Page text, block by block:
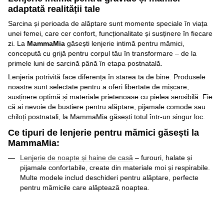
adaptată realității tale
Sarcina și perioada de alăptare sunt momente speciale în viața
unei femei, care cer confort, funcționalitate și susținere în fiecare
zi. La MammaMia găsești lenjerie intimă pentru mămici,
concepută cu grijă pentru corpul tău în transformare – de la
primele luni de sarcină până în etapa postnatală.
Lenjeria potrivită face diferența în starea ta de bine. Produsele
noastre sunt selectate pentru a oferi libertate de mișcare,
susținere optimă și materiale prietenoase cu pielea sensibilă. Fie
că ai nevoie de bustiere pentru alăptare, pijamale comode sau
chiloți postnatali, la MammaMia găsești totul într-un singur loc.
Ce tipuri de lenjerie pentru mămici găsești la
MammaMia:
Lenjerie de noapte și haine de casă – furouri, halate și
pijamale confortabile, create din materiale moi și respirabile.
Multe modele includ deschideri pentru alăptare, perfecte
pentru mămicile care alăptează noaptea.